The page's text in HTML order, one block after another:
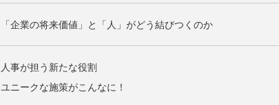
「企業の将来価値」と「人」がどう結びつくのか
人事が担う新たな役割
ユニークな施策がこんなに！